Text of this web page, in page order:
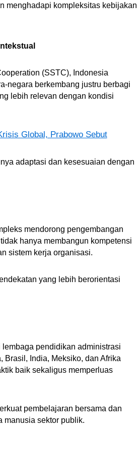
menghadapi kompleksitas kebijakan
(SSTC), Indonesia
negara berkembang justru berbagi
lebih relevan dengan kondisi
Global, Prabowo Sebut
adaptasi dan kesesuaian dengan
mendorong pengembangan
hanya membangun kompetensi
sistem kerja organisasi.
yang lebih berorientasi
pendidikan administrasi
Brasil, India, Meksiko, dan Afrika
baik sekaligus memperluas
pembelajaran bersama dan
manusia sektor publik.